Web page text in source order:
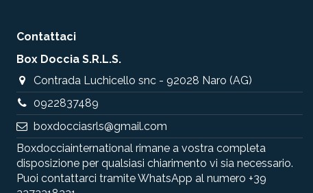
Contattaci
Box Doccia S.R.L.S.
Contrada Luchicello snc - 92028 Naro (AG)
0922837489
boxdocciasrls@gmail.com
Boxdocciainternational rimane a vostra completa
disposizione per qualsiasi chiarimento vi sia necessario.
Puoi contattarci tramite WhatsApp al numero +39